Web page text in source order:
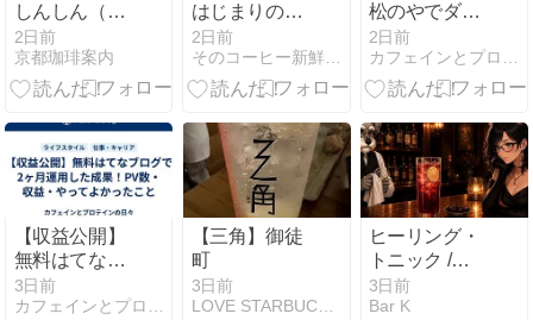
しんしん（北
白川）
2日前
京都珈琲案内
はじまりの季
節~槇原敬
之・ハナレグ
ミ~
2日前
松のやでダイ
エット！筋ト
レパパが選ぶ
太らないメニ
ルール
2日前
【収益公開】
無料はてなブ
ログで2ヶ月
運用した成
3日前
【三角】御徒
町
3日前
LOVE STARBUCKS COFFEE
ヒーリング・
トニック /
Heering &
Tonic
3日前
Bar K